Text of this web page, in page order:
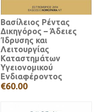
Βασίλειος Ρέντας
Δικηγόρος – Άδειες
Ίδρυσης και
Λειτουργίας
Καταστημάτων
Υγειονομικού
Ενδιαφέροντος
€60.00